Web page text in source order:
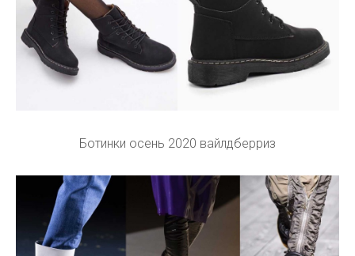
Ботинки осень 2020 вайлдберриз